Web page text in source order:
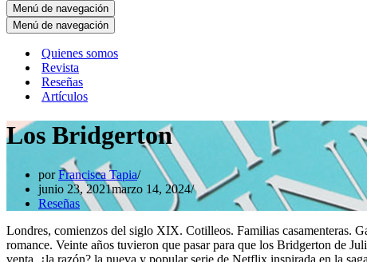
Menú de navegación
Menú de navegación
Quienes somos
Revista
Reseñas
Artículos
Los Bridgerton
porFrancisca Tapia
junio 23, 2021marzo 14, 2024
Reseñas
Londres, comienzos del siglo XIX. Cotilleos. Familias casamenteras.
romance. Veinte años tuvieron que pasar para que los Bridgerton de
venta, ¿la razón? la nueva y popular serie de Netflix inspirada en la